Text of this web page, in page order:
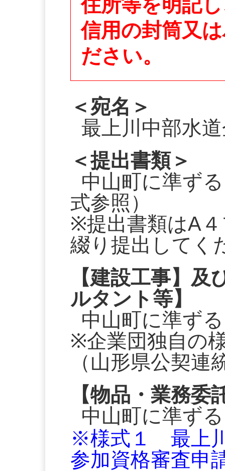
住所等を明記
信用の封筒又
ださい。
＜宛名＞
最上川中部水
＜提出書類＞
中山町に準ず
式参照）
※提出書類はA
綴り提出してく
【建設工事】
ルタント等】
中山町に準ずる
※企業団独自の
（山形県公契
【物品・業務委
中山町に準ずる
※様式１ 最上
参加資格審査申